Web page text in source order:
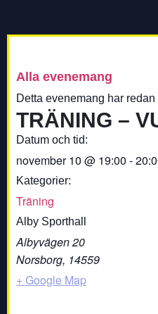
Alla evenemang
Detta evenemang har redan
TRÄNING –
Datum och tid:
november 10 @ 19:00 -
Kategorier:
Träning
Alby Sporthall
Albyvägen 20
Norsborg, 14559
+ Google Map